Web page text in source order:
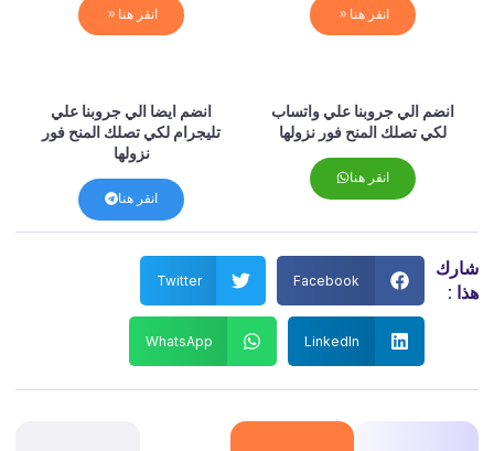
انقر هنا انقر هنا
انضم الي جروبنا علي واتساب
لكي تصلك المنح فور نزولها
انقر هنا
انضم ايضا الي جروبنا علي
تليجرام لكي تصلك المنح فور
نزولها
انقر هنا
:
Facebook
Twitter
LinkedIn
WhatsApp